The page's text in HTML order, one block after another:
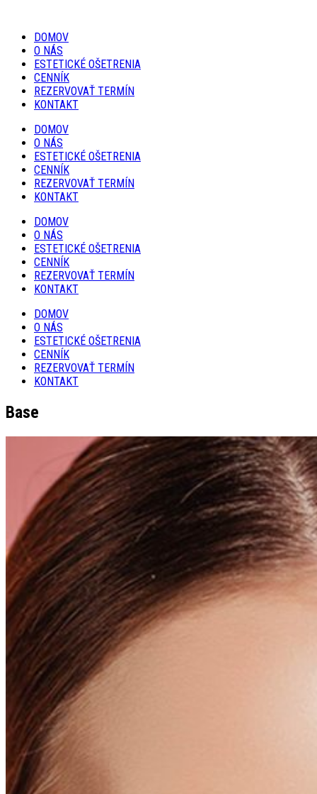
DOMOV
O NÁS
ESTETICKÉ OŠETRENIA
CENNÍK
REZERVOVAŤ TERMÍN
KONTAKT
DOMOV
O NÁS
ESTETICKÉ OŠETRENIA
CENNÍK
REZERVOVAŤ TERMÍN
KONTAKT
DOMOV
O NÁS
ESTETICKÉ OŠETRENIA
CENNÍK
REZERVOVAŤ TERMÍN
KONTAKT
DOMOV
O NÁS
ESTETICKÉ OŠETRENIA
CENNÍK
REZERVOVAŤ TERMÍN
KONTAKT
Base